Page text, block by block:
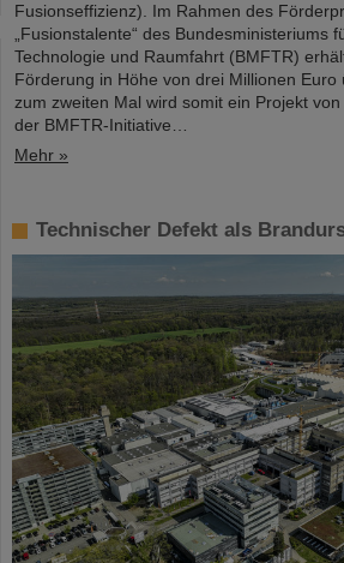
Fusionseffizienz). Im Rahmen des
„Fusionstalente“ des Bundesministeriums
Technologie und Raumfahrt (BMFTR)
Förderung in Höhe von drei Millionen
zum zweiten Mal wird somit ein Projekt
der BMFTR-Initiative…
Mehr »
Technischer Defekt als